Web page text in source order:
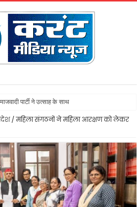
पार्टी ने उत्साह के साथ मनायी
/ महिला संगठनों ने महिला आरक्षण को लेकर